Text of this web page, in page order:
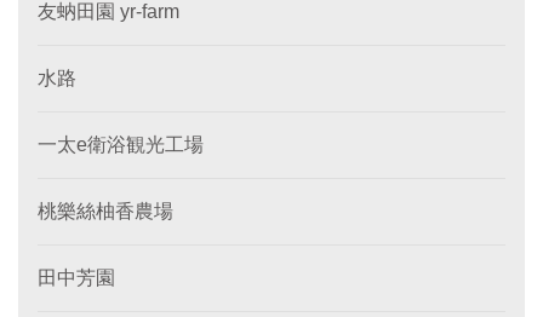
友蚋田園 yr-farm
水路
一太e衛浴観光工場
桃樂絲柚香農場
田中芳園